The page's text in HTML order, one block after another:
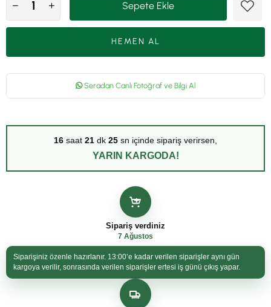
Seradan Canlı Fotoğraf ve Bilgi Al
16 saat 21 dk 25 sn içinde sipariş verirsen,
YARIN KARGODA!
Sipariş verdiniz
7 Ağustos
Siparişiniz özenle hazırlanır. 13:00’e kadar verilen siparişler aynı gün
kargoya verilir, sonrasında verilen siparişler ertesi iş günü çıkış yapar.